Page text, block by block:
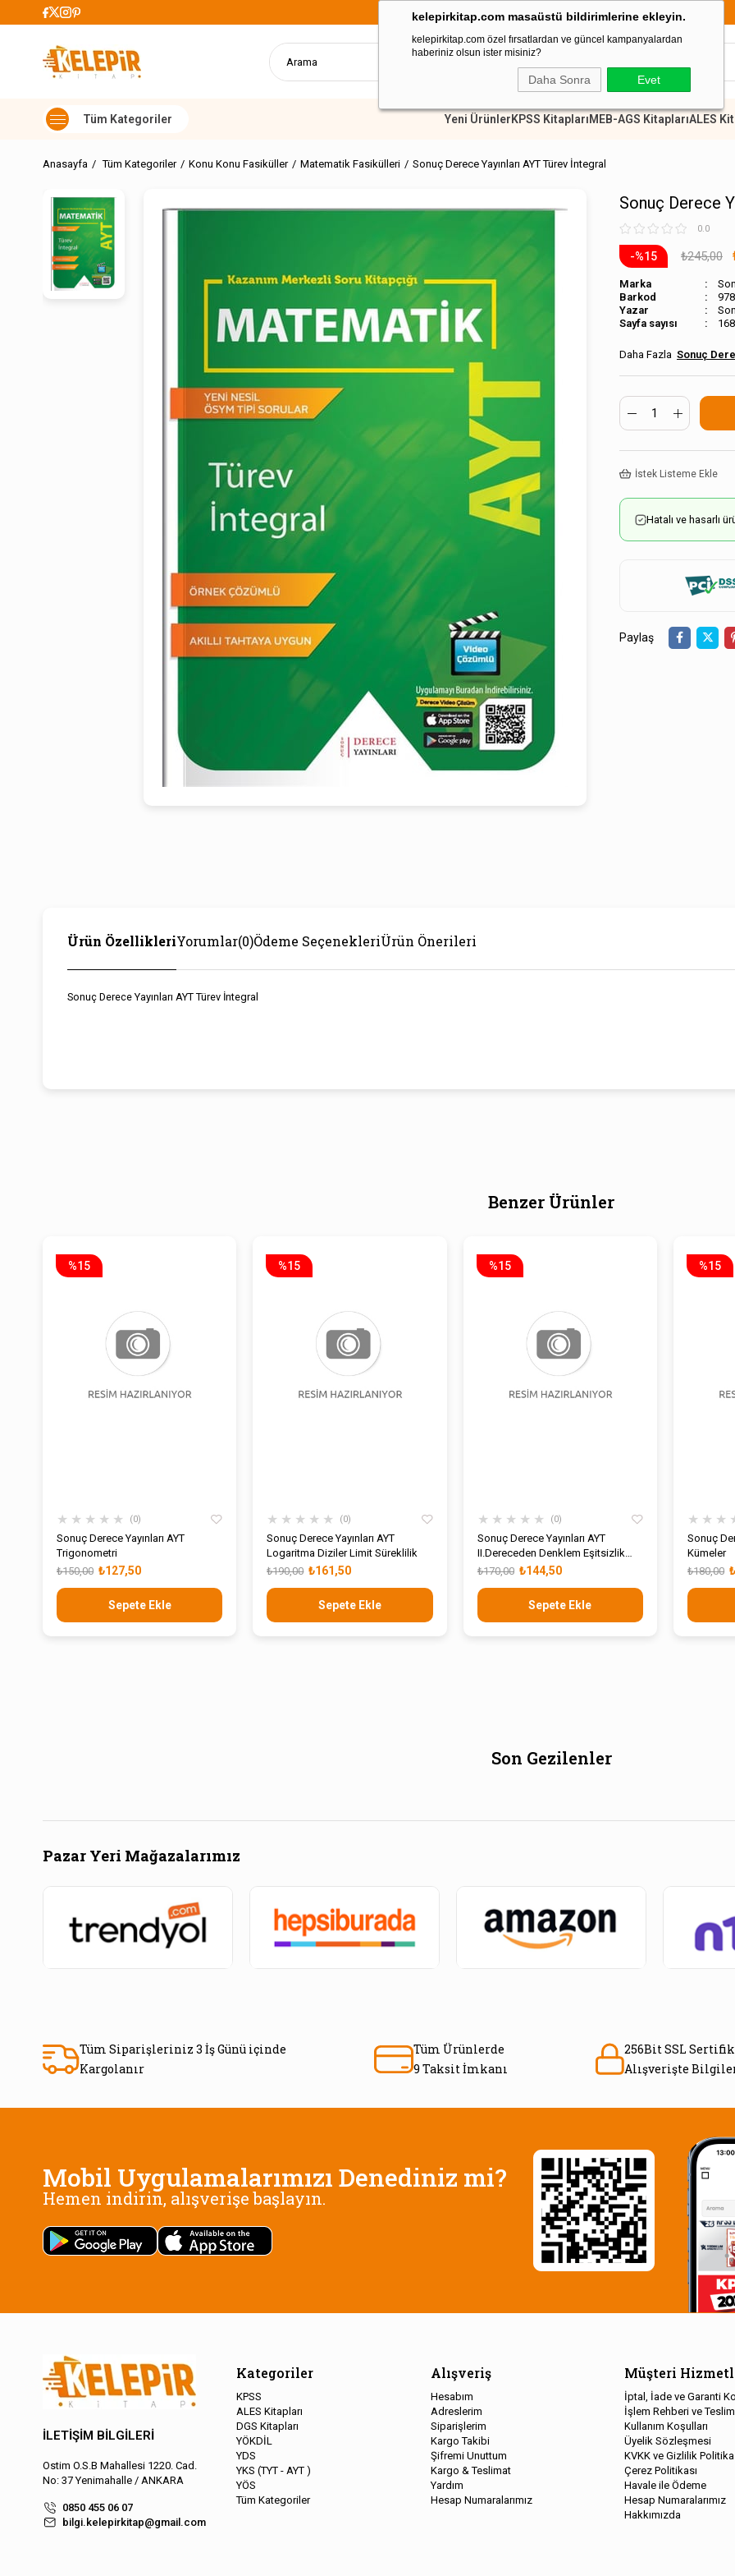
kelepirkitap.com masaüstü bildirimlerine ekleyin.
kelepirkitap.com özel fırsatlardan ve güncel kampanyalardan
haberiniz olsun ister misiniz?
Daha Sonra Evet
Ücretsiz 899 TL Üzeri Alışverişlerde Kargo Ücretsiz
Yeni ÜrünlerKPSS KitaplarıMEB-AGS KitaplarıALES
Anasayfa Tüm Kategoriler Konu Konu Fasiküller Matematik Fasikülleri Sonuç Derece Yayınları AYT Türev İntegral
Sonuç Derece
0.0
15 ₺245,00
Marka
Barkod
Sayfa sayısı
168
Sonuç
İstek Listeme Ekle
Hatalı ve hasarlı
Paylaş
Ürün ÖzellikleriYorumlar(0)Ödeme SeçenekleriÜrün Önerileri
Sonuç Derece Yayınları AYT Türev İntegral
Benzer Ürünler
★ ★ ★ ★ ★ 0
Sonuç Derece Yayınları AYT
Trigonometri
₺127,50
₺150,00
Sepete Ekle
%15
★ ★ ★ ★ ★ 0
Sonuç Derece Yayınları AYT
Logaritma Diziler Limit Süreklilik
₺161,50
₺190,00
Sepete Ekle
%15
★ ★ ★ ★ ★ 0
Sonuç Derece Yayınları AYT
II.Dereceden Denklem Eşitsizlik
Parabol Karmaşık Sayılar
₺144,50
₺170,00
Sepete Ekle
%15
★ ★ ★
Sonuç
Kümeler
₺180,00
%15
Son Gezilenler
Pazar Yeri Mağazalarımız
Tüm Siparişleriniz 3 İş Günü içinde
Kargolanır
Tüm Ürünlerde
9 Taksit İmkanı
256Bit SSL
Alışverişte
Mobil Uygulamalarımızı Denediniz mi?
Hemen indirin, alışverişe başlayın.
İLETİŞİM BİLGİLERİ
Ostim O.S.B Mahallesi 1220. Cad.
No: 37 Yenimahalle / ANKARA
0850 455 06 07
bilgi.kelepirkitap@gmail.com
Kategoriler
KPSS
ALES Kitapları
DGS Kitapları
YÖKDİL
YDS
YKS (TYT - AYT )
YÖS
Tüm Kategoriler
Alışveriş
Hesabım
Adreslerim
Siparişlerim
Kargo Takibi
Şifremi Unuttum
Kargo & Teslimat
Yardım
Hesap Numaralarımız
Müşteri
İptal, İade ve Garanti
İşlem Rehberi ve
Kullanım Koşulları
Üyelik Sözleşmesi
KVKK ve Gizlilik
Çerez Politikası
Havale ile Ödeme
Hesap Numaralarımız
Hakkımızda